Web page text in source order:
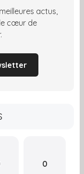
actus,
cœur de
0